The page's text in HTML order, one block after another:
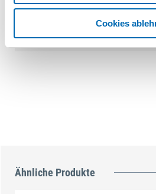
Cookies
Ähnliche Produkte